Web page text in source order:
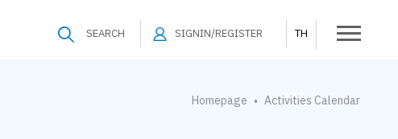
SEARCH SIGNIN/REGISTER TH
Homepage • Activities Calendar